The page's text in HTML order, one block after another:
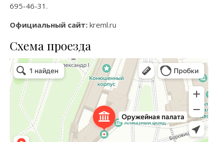
695-46-31.
Официальный сайт: kreml.ru
Схема проезда
Оружейная палата
Музей в Москве